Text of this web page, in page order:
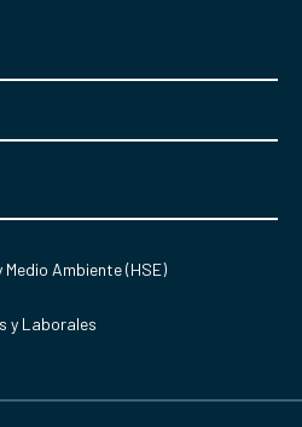
Ambiente (HSE)
y Laborales